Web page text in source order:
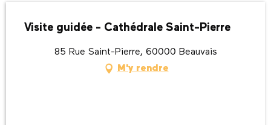
Visite guidée - Cathédrale Saint-Pierre
85 Rue Saint-Pierre, 60000 Beauvais
M'y rendre